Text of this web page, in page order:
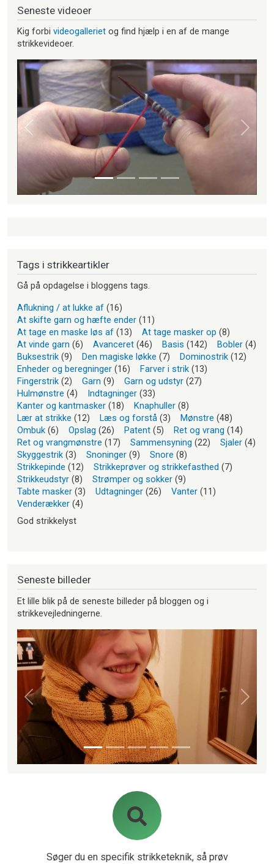
Seneste videoer
Kig forbi videogalleriet og find hjælp i en af de mange
strikkevideoer.
Forrige Næste
Tags i strikkeartikler
Gå på opdagelse i bloggens tags.
Aflukning / at lukke af (16)
At skifte garn og hæfte ender (11)
At tage en maske løs af (13) At tage masker op (8)
At vinde garn (6) Avanceret (46) Basis (142) Bobler (4)
Buksestrik (9) Den magiske løkke (7) Dominostrik (12)
Enheder og beregninger (16) Farver i strik (13)
Fingerstrik (2) Garn (9) Garn og udstyr (27)
Hulmønstre (4) Indtagninger (33)
Kanter og kantmasker (18) Knaphuller (8)
Lær at strikke (12) Læs og forstå (3) Mønstre (48)
Ombuk (6) Opslag (26) Patent (5) Ret og vrang (14)
Ret og vrangmønstre (17) Sammensyning (22) Sjaler (4)
Skyggestrik (3) Snoninger (9) Snore (8)
Strikkepinde (12) Strikkeprøver og strikkefasthed (7)
Strikkeudstyr (8) Strømper og sokker (9)
Tabte masker (3) Udtagninger (26) Vanter (11)
Venderækker (4)
God strikkelyst
Seneste billeder
Et lille blik på de seneste billeder på bloggen og i
strikkevejledningerne.
Forrige Næste
Søger du en specifik strikketeknik, så prøv